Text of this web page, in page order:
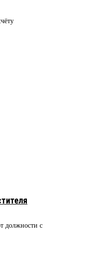
должности с